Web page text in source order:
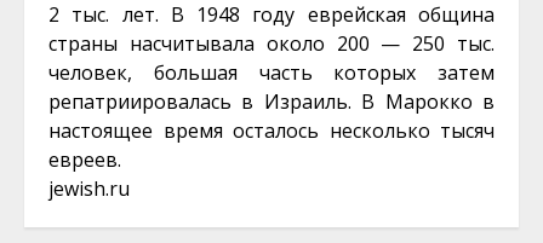
2 тыс. лет. В 1948 году еврейская община
страны насчитывала около 200 — 250 тыс.
человек, большая часть которых затем
репатриировалась в Израиль. В Марокко в
настоящее время осталось несколько тысяч
евреев.
jewish.ru